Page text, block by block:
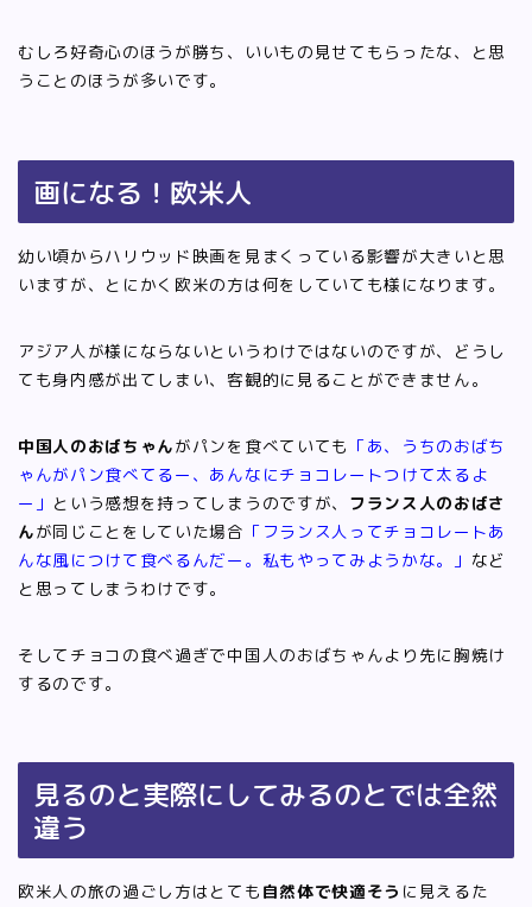
むしろ好奇心のほうが勝ち、いいもの見せてもらったな、と思
うことのほうが多いです。
画になる！欧米人
幼い頃からハリウッド映画を見まくっている影響が大きいと思
いますが、とにかく欧米の方は何をしていても様になります。
アジア人が様にならないというわけではないのですが、どうし
ても身内感が出てしまい、客観的に見ることができません。
中国人のおばちゃんがパンを食べていても 「あ、うちのおばち
ゃんがパン食べてるー、あんなにチョコレートつけて太るよ
ー」 という感想を持ってしまうのですが、 フランス人のおばさ
んが同じことをしていた場合 「フランス人ってチョコレートあ
んな風につけて食べるんだー。私もやってみようかな。」 など
と思ってしまうわけです。
そしてチョコの食べ過ぎで中国人のおばちゃんより先に胸焼け
するのです。
見るのと実際にしてみるのとでは全然
違う
欧米人の旅の過ごし方はとても 自然体で快適そう に見えるた